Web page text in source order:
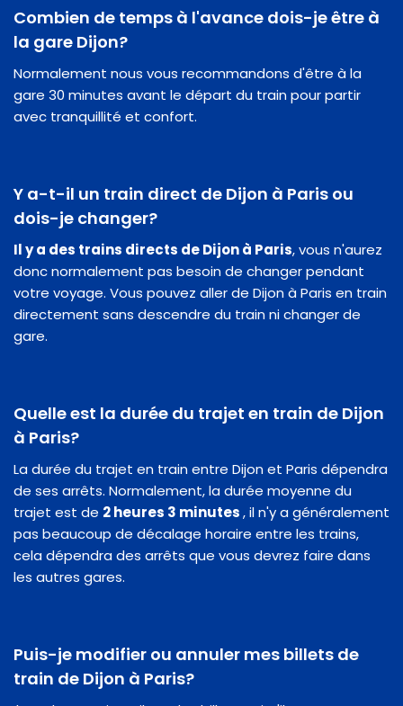
Combien de temps à l'avance dois-je être à
la gare Dijon?
Normalement nous vous recommandons d'être à la
gare 30 minutes avant le départ du train pour partir
avec tranquillité et confort.
Y a-t-il un train direct de Dijon à Paris ou
dois-je changer?
Il y a des trains directs de Dijon à Paris, vous n'aurez
donc normalement pas besoin de changer pendant
votre voyage. Vous pouvez aller de Dijon à Paris en train
directement sans descendre du train ni changer de
gare.
Quelle est la durée du trajet en train de Dijon
à Paris?
La durée du trajet en train entre Dijon et Paris dépendra
de ses arrêts. Normalement, la durée moyenne du
trajet est de 2 heures 3 minutes, il n'y a généralement
pas beaucoup de décalage horaire entre les trains,
cela dépendra des arrêts que vous devrez faire dans
les autres gares.
Puis-je modifier ou annuler mes billets de
train de Dijon à Paris?